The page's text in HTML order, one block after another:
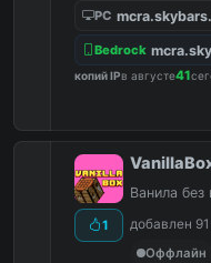
PC
Bedrock
копий IPв августе41
1
Ванила без
добавлен
Оффлайн